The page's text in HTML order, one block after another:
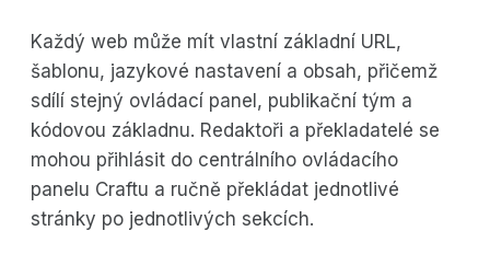
Každý web může mít vlastní základní URL,
šablonu, jazykové nastavení a obsah, přičemž
sdílí stejný ovládací panel, publikační tým a
kódovou základnu. Redaktoři a překladatelé se
mohou přihlásit do centrálního ovládacího
panelu Craftu a ručně překládat jednotlivé
stránky po jednotlivých sekcích.